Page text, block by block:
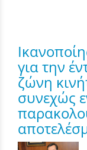
για την
ζώνη
συνεχώς